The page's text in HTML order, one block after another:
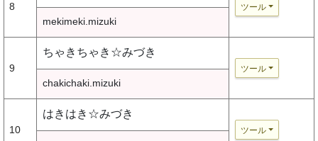
8 ツール
mekimeki.mizuki
9
ちゃきちゃき☆みづき
ツール
chakichaki.mizuki
10
はきはき☆みづき
ツール